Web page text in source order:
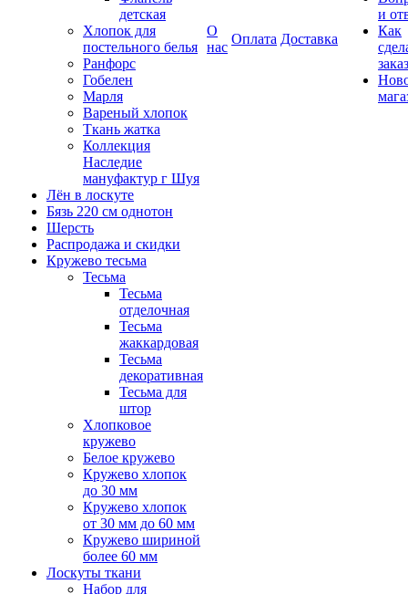
детская
Хлопок для
постельного белья
Ранфорс
Гобелен
Марля
Вареный хлопок
Ткань жатка
Коллекция
Наследие
мануфактур г Шуя
Лён в лоскуте
Бязь 220 см однотон
Шерсть
Распродажа и скидки
Кружево тесьма
Тесьма
Тесьма
отделочная
Тесьма
жаккардовая
Тесьма
декоративная
Тесьма для
штор
Хлопковое
кружево
Белое кружево
Кружево хлопок
до 30 мм
Кружево хлопок
от 30 мм до 60 мм
Кружево шириной
более 60 мм
Лоскуты ткани
Набор для
О
нас
Оплата Доставка
и
Как
заказ